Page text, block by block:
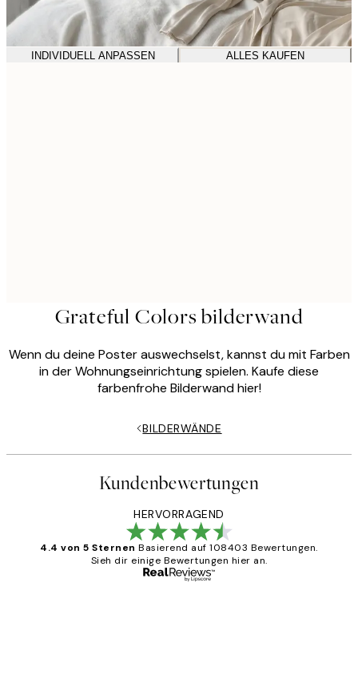
INDIVIDUELL ANPASSEN ALLES KAUFEN
Grateful Colors bilderwand
Wenn du deine Poster auswechselst, kannst du mit Farben
in der Wohnungseinrichtung spielen. Kaufe diese
farbenfrohe Bilderwand hier!
BILDERWÄNDE
Kundenbewertungen
HERVORRAGEND
4.4 von 5 Sternen Basierend auf 108403 Bewertungen.
Sieh dir einige Bewertungen hier an.